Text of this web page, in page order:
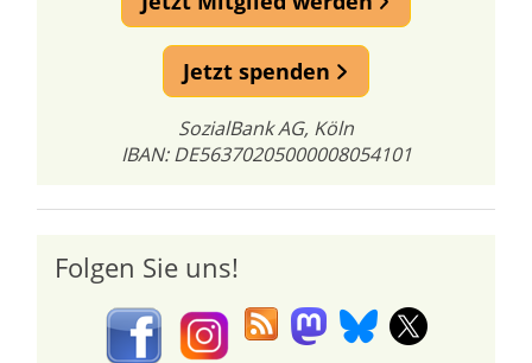
Jetzt spenden
SozialBank AG, Köln
IBAN: DE56370205000008054101
Folgen Sie uns!